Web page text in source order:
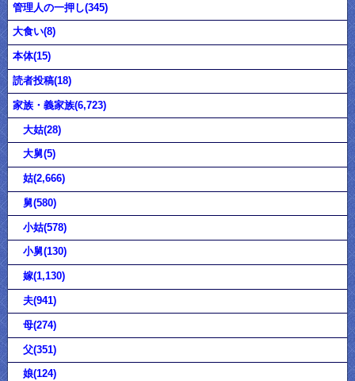
管理人の一押し(345)
大食い(8)
本体(15)
読者投稿(18)
家族・義家族(6,723)
大姑(28)
大舅(5)
姑(2,666)
舅(580)
小姑(578)
小舅(130)
嫁(1,130)
夫(941)
母(274)
父(351)
娘(124)